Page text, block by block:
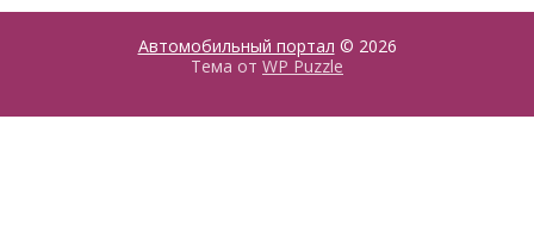
Автомобильный портал © 2026
Тема от WP Puzzle